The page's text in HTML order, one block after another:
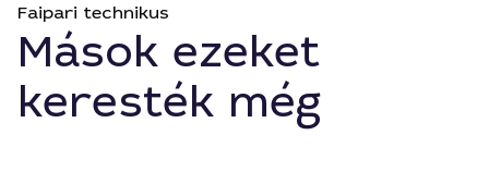
Faipari technikus
Mások ezeket
keresték még